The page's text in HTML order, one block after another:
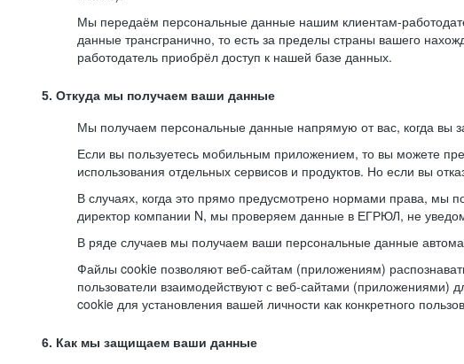
Мы передаём персональные данные нашим клиентам-
данные трансгранично, то есть за пределы страны вашего
работодатель приобрёл доступ к нашей базе данных.
5. Откуда мы получаем ваши данные
Мы получаем персональные данные напрямую от вас, когда вы
Если вы пользуетесь мобильным приложением, то вы можете
использования отдельных сервисов и продуктов. Но если вы
В случаях, когда это прямо предусмотрено нормами права, мы
директор компании N, мы проверяем данные в ЕГРЮЛ, не
В ряде случаев мы получаем ваши персональные данные
Файлы cookie позволяют веб-сайтам (приложениям) распознавать
пользователи взаимодействуют с веб-сайтами
cookie для установления вашей личности как конкретного
6. Как мы защищаем ваши данные